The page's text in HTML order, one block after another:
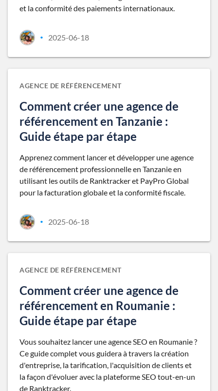
et la conformité des paiements internationaux.
• 2025-06-18
AGENCE DE RÉFÉRENCEMENT
Comment créer une agence de
référencement en Tanzanie :
Guide étape par étape
Apprenez comment lancer et développer une agence
de référencement professionnelle en Tanzanie en
utilisant les outils de Ranktracker et PayPro Global
pour la facturation globale et la conformité fiscale.
• 2025-06-18
AGENCE DE RÉFÉRENCEMENT
Comment créer une agence de
référencement en Roumanie :
Guide étape par étape
Vous souhaitez lancer une agence SEO en Roumanie ?
Ce guide complet vous guidera à travers la création
d'entreprise, la tarification, l'acquisition de clients et
la façon d'évoluer avec la plateforme SEO tout-en-un
de Ranktracker.